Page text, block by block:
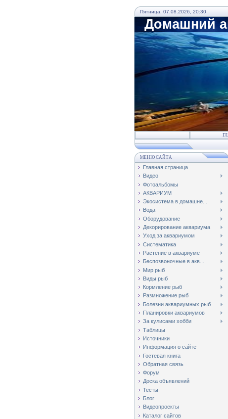
Пятница, 07.08.2026, 20:30
Домашний
МЕНЮ САЙТА
Главная страница
Видео
Фотоальбомы
АКВАРИУМ
Экосистема в домашне...
Вода
Оборудование
Декорирование аквариума
Уход за аквариумом
Систематика
Растение в аквариуме
Беспозвоночные в акв...
Мир рыб
Виды рыб
Кормление рыб
Размножение рыб
Болезни аквариумных рыб
Планировки аквариумов
За кулисами хобби
Таблицы
Источники
Информация о сайте
Гостевая книга
Обратная связь
Форум
Доска объявлений
Тесты
Блог
Видеопроекты
Каталог сайтов